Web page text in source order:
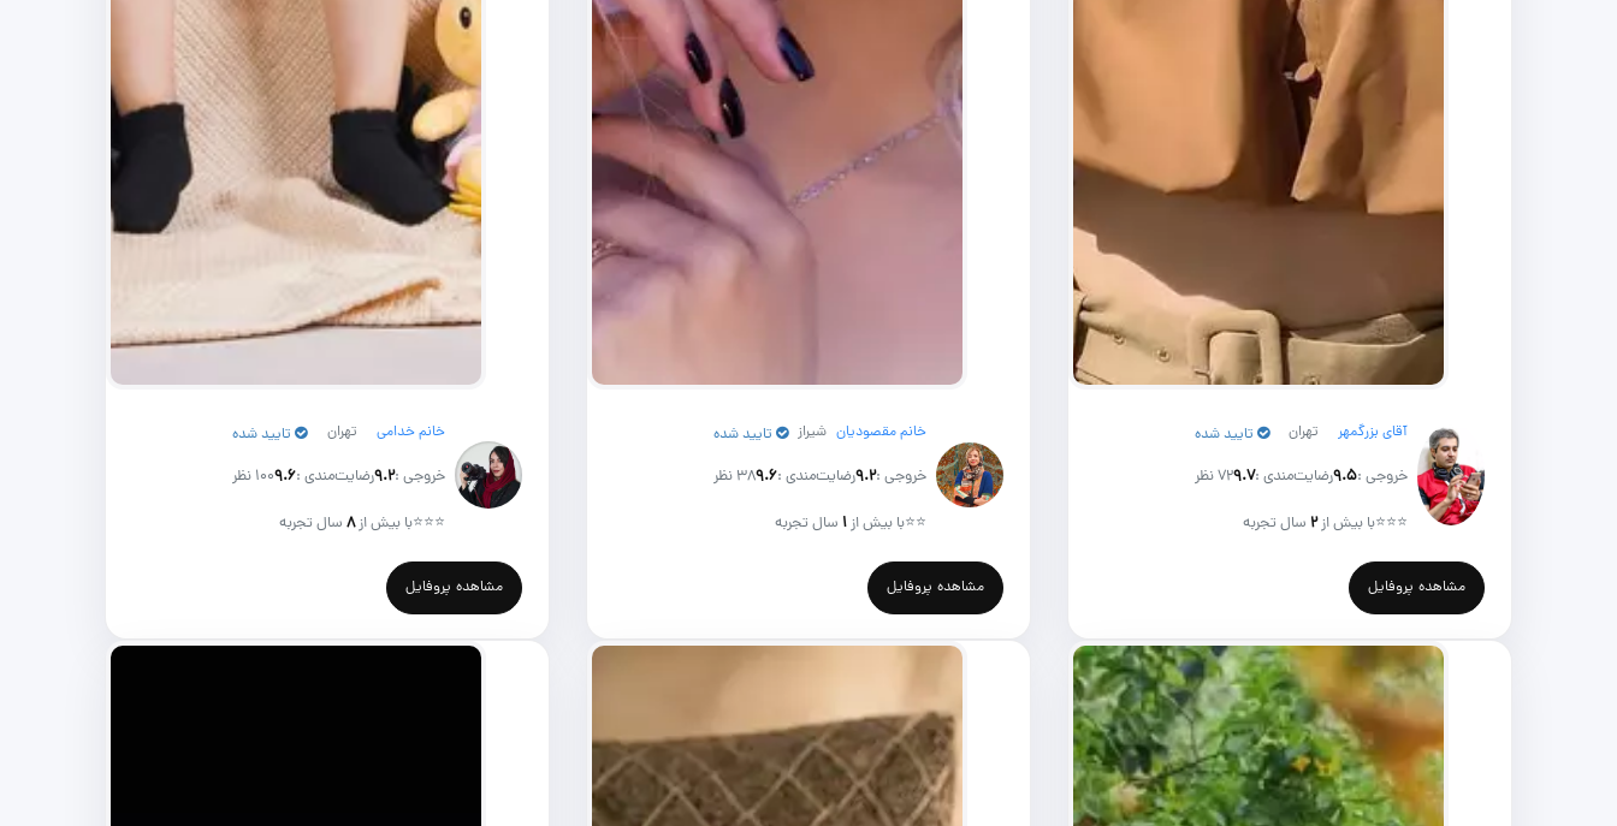
آقای بزرگمهر تهران تایید شده
خروجی :۹.۵رضایت‌مندی :۹.۷72 نظر
⭐⭐⭐با بیش از۲ سال تجربه
مشاهده پروفایل
خانم مقصودیان شیراز تایید شده
خروجی :۹.۲رضایت‌مندی :۹.۶38 نظر
⭐⭐با بیش از ۱ سال تجربه
مشاهده پروفایل
خانم خدامی تهران تایید شده
خروجی :۹.۲رضایت‌مندی :۹.۶100 نظر
⭐⭐⭐با بیش از۸سال تجربه
مشاهده پروفایل